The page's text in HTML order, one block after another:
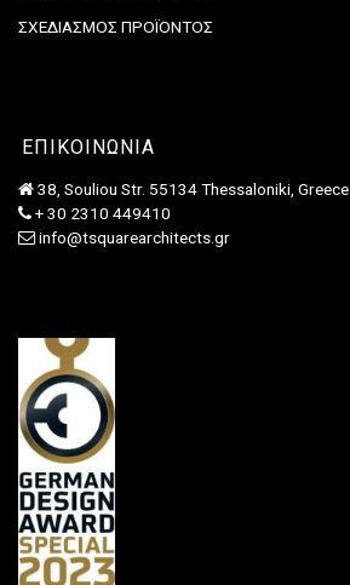
ΣΧΕΔΙΑΣΜΟΣ ΠΡΟΪΟΝΤΟΣ
ΕΠΙΚΟΙΝΩΝΙΑ
38, Souliou Str. 55134 Thessaloniki, Greece
+ 30 2310 449410
info@tsquarearchitects.gr